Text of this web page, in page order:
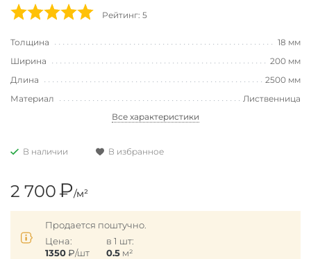
Рейтинг: 5
Толщина
18 мм
Ширина
200 мм
Длина
2500 мм
Материал
Лиственница
Все характеристики
В наличии В избранное
2 700₽/м²
Продается поштучно.
Цена:
1350 ₽/шт
в 1 шт:
0.5 м²